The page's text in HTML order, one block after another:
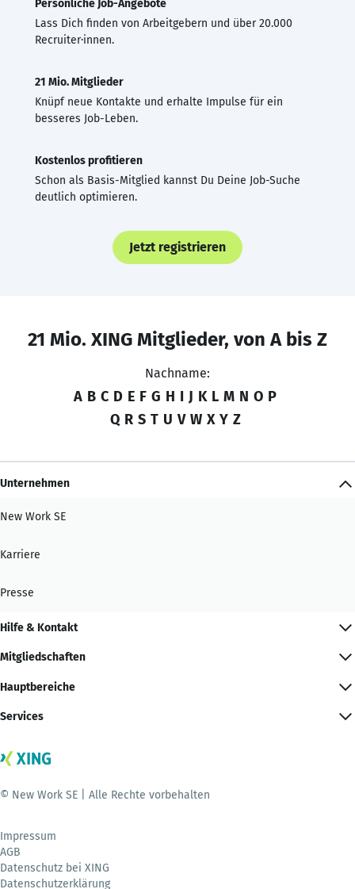
Persönliche Job-Angebote
Lass Dich finden von Arbeitgebern und über 20.000
Recruiter·innen.
21 Mio. Mitglieder
Knüpf neue Kontakte und erhalte Impulse für ein
besseres Job-Leben.
Kostenlos profitieren
Schon als Basis-Mitglied kannst Du Deine Job-Suche
deutlich optimieren.
Jetzt registrieren
21 Mio. XING Mitglieder, von A bis Z
Nachname:
A B C D E F G H I J K L M N O P
Q R S T U V W X Y Z
Unternehmen
New Work SE
Karriere
Presse
Hilfe & Kontakt
Mitgliedschaften
Hauptbereiche
Services
© New Work SE | Alle Rechte vorbehalten
Impressum
AGB
Datenschutz bei XING
Datenschutzerklärung